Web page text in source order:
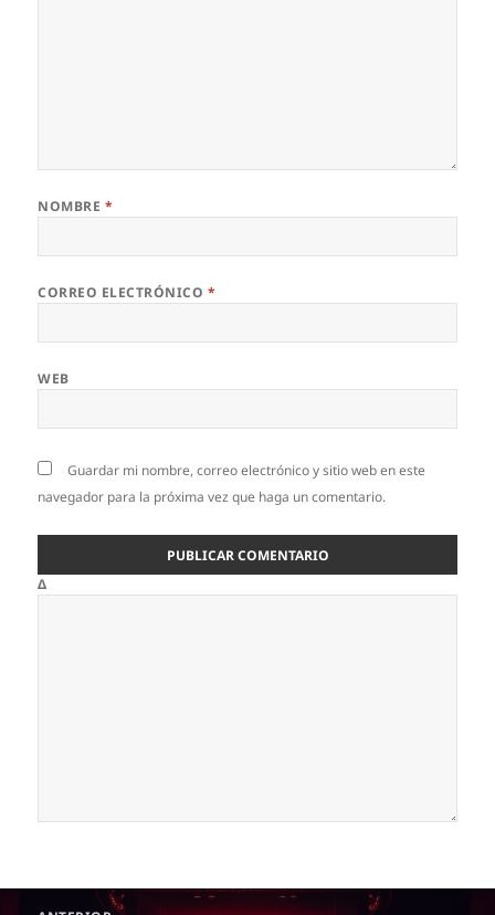
NOMBRE *
CORREO ELECTRÓNICO *
WEB
Guardar mi nombre, correo electrónico y sitio web en este
navegador para la próxima vez que haga un comentario.
Δ